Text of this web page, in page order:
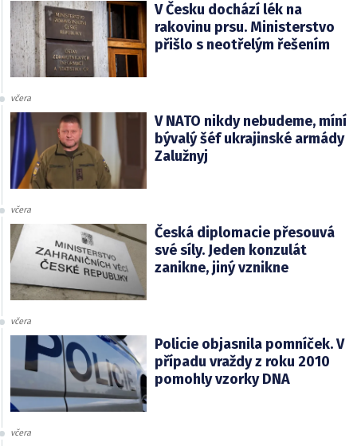
V Česku dochází lék na
rakovinu prsu. Ministerstvo
přišlo s neotřelým řešením
včera
V NATO nikdy nebudeme, míní
bývalý šéf ukrajinské armády
Zalužnyj
včera
Česká diplomacie přesouvá
své síly. Jeden konzulát
zanikne, jiný vznikne
včera
Policie objasnila pomníček. V
případu vraždy z roku 2010
pomohly vzorky DNA
včera